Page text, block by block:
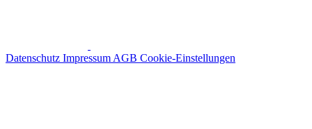
Datenschutz Impressum AGB Cookie-Einstellungen